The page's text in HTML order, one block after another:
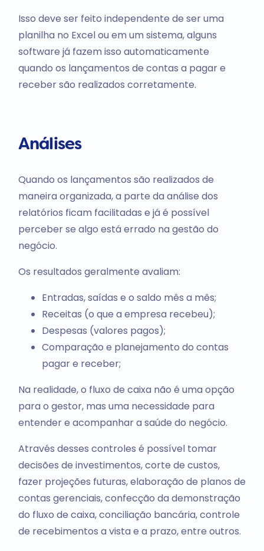
Isso deve ser feito independente de ser uma
planilha no Excel ou em um sistema, alguns
software já fazem isso automaticamente
quando os lançamentos de contas a pagar e
receber são realizados corretamente.
Análises
Quando os lançamentos são realizados de
maneira organizada, a parte da análise dos
relatórios ficam facilitadas e já é possível
perceber se algo está errado na gestão do
negócio.
Os resultados geralmente avaliam:
Entradas, saídas e o saldo mês a mês;
Receitas (o que a empresa recebeu);
Despesas (valores pagos);
Comparação e planejamento do contas
pagar e receber;
Na realidade, o fluxo de caixa não é uma opção
para o gestor, mas uma necessidade para
entender e acompanhar a saúde do negócio.
Através desses controles é possível tomar
decisões de investimentos, corte de custos,
fazer projeções futuras, elaboração de planos de
contas gerenciais, confecção da demonstração
do fluxo de caixa, conciliação bancária, controle
de recebimentos a vista e a prazo, entre outros.